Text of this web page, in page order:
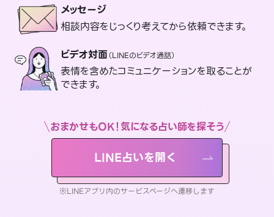
メッセージ
相談内容をじっくり考えてから依頼できます。
ビデオ対面（LINEのビデオ通話）
表情を含めたコミュニケーションを取ることが
できます。
おまかせもOK！気になる占い師を探そう
LINE占いを開く
※LINEアプリ内のサービスページへ遷移します